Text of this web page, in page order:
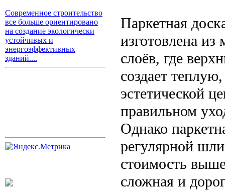
Современное строительство
все больше ориентировано
на создание экологически
устойчивых и
энергоэффективных
зданий....
Паркетная
изготовлена
слоёв, где
создает
эстетической
правильном
Однако
регулярной
стоимость
сложная и